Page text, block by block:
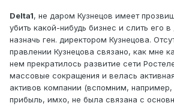
Delta1, не даром Кузнецов имеет
убить какой-нибудь бизнес и слить его
назначь ген. директором Кузнецова.
правлении Кузнецова связано, как мне
нем прекратилось развитие сети
массовые сокращения и велась
активов компании (вспомним,
прибыль, имхо, не была связана с